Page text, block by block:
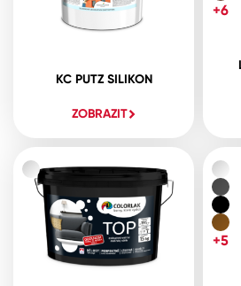
KC PUTZ SILIKON
ZOBRAZIT
+6
+5